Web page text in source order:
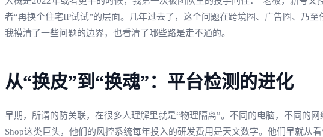
者“再换个住宅IP试试”的层面。几年过去了，这个问题在跨境圈、广告圈、乃
我摸清了一些问题的边界，也看清了哪些路是走不通的。
从“换皮”到“换魂”：平台检测的进化
早期，所谓的防关联，在很多人理解里就是“物理隔离”。不同的电脑，不同的
Shop这类巨头，他们的风控系统每年投入的研发费用是天文数字。他们早就从